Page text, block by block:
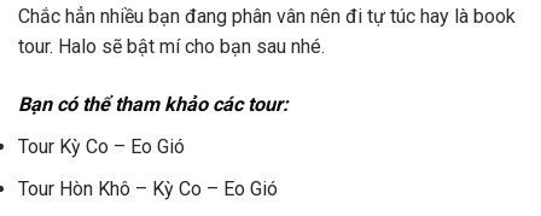
Chắc hẳn nhiều bạn đang phân vân nên đi tự túc hay là book
tour. Halo sẽ bật mí cho bạn sau nhé.
Bạn có thể tham khảo các tour:
Tour Kỳ Co – Eo Gió
Tour Hòn Khô – Kỳ Co – Eo Gió